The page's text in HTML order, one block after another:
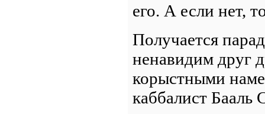
его. А если нет,
Получается
ненавидим друг
корыстными
каббалист